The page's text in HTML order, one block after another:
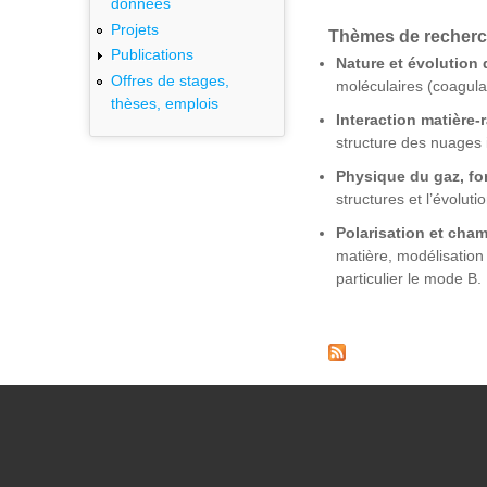
Projets
Publications
Offres de stages,
thèses, emplois
Thèmes de
Nature et évolution
moléculaires
Interaction matière-
structure des nuages
Physique du gaz,
structures et
Polarisation et
matière,
particulier le mode B.